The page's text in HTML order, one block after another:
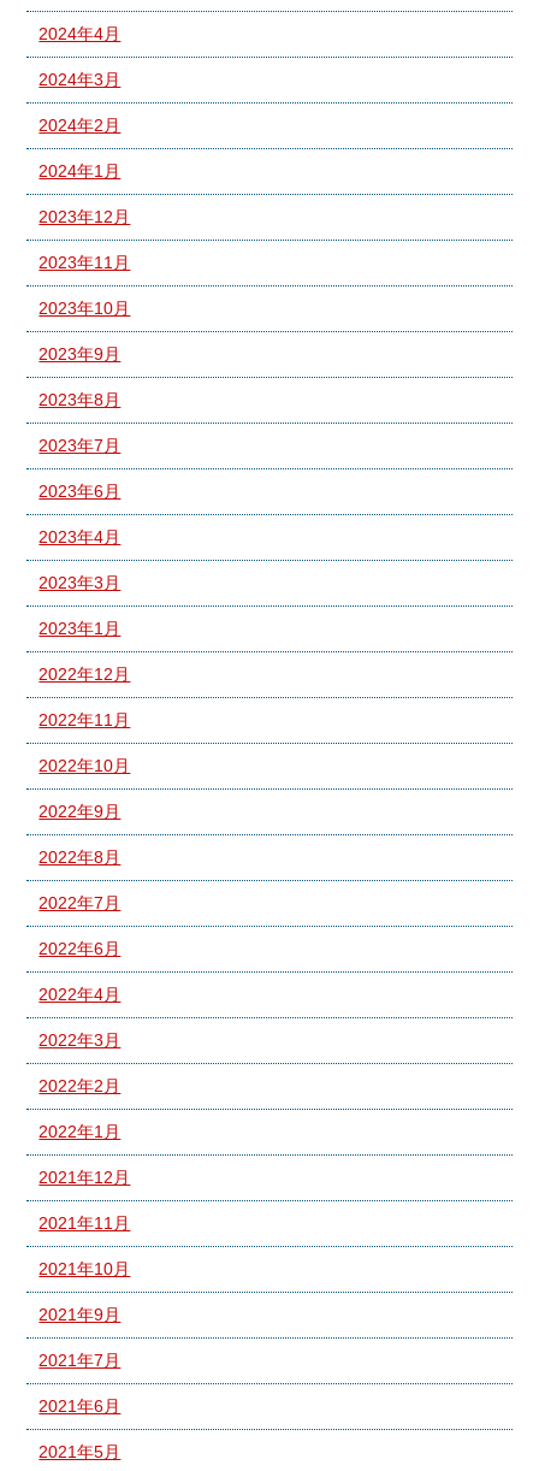
2024年4月
2024年3月
2024年2月
2024年1月
2023年12月
2023年11月
2023年10月
2023年9月
2023年8月
2023年7月
2023年6月
2023年4月
2023年3月
2023年1月
2022年12月
2022年11月
2022年10月
2022年9月
2022年8月
2022年7月
2022年6月
2022年4月
2022年3月
2022年2月
2022年1月
2021年12月
2021年11月
2021年10月
2021年9月
2021年7月
2021年6月
2021年5月